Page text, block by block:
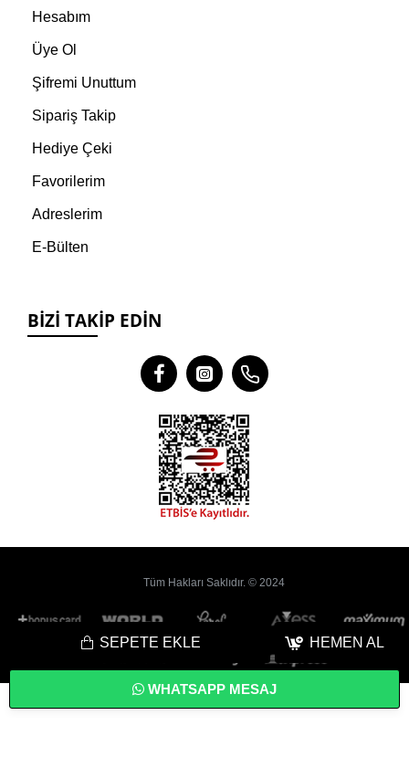
SEPETE EKLE HEMEN AL
WHATSAPP MESAJ
Hesabım
Üye Ol
Şifremi Unuttum
Sipariş Takip
Hediye Çeki
Favorilerim
Adreslerim
E-Bülten
BIZI TAKIP EDIN
Tüm Hakları Saklıdır. © 2024